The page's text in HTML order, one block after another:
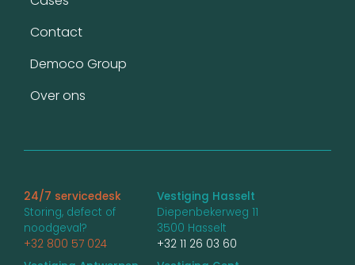
Contact
Democo Group
Over ons
24/7 servicedesk
Storing, defect of
noodgeval?
+32 800 57 024
Vestiging Hasselt
Diepenbekerweg 11
3500 Hasselt
+32 11 26 03 60